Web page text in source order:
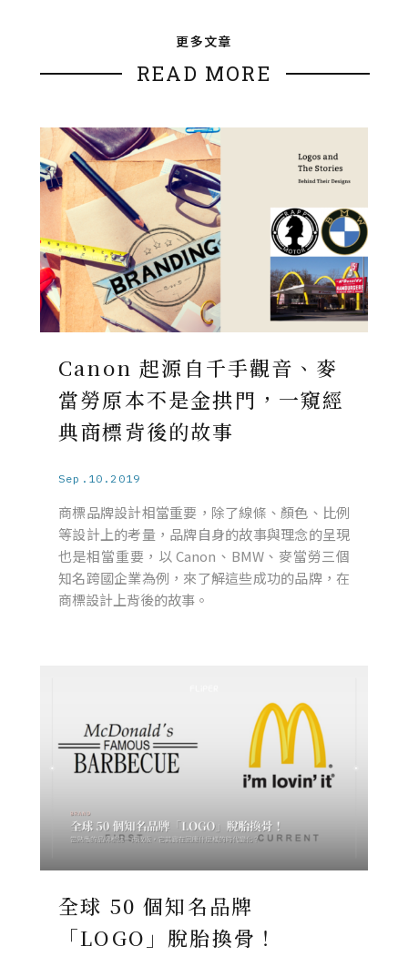
更多文章
READ MORE
Canon 起源自千手觀音、麥
當勞原本不是金拱門，一窺經
典商標背後的故事
Sep.10.2019
商標品牌設計相當重要，除了線條、顏色、比例
等設計上的考量，品牌自身的故事與理念的呈現
也是相當重要，以 Canon、BMW、麥當勞三個
知名跨國企業為例，來了解這些成功的品牌，在
商標設計上背後的故事。
全球 50 個知名品牌
「LOGO」脫胎換骨！